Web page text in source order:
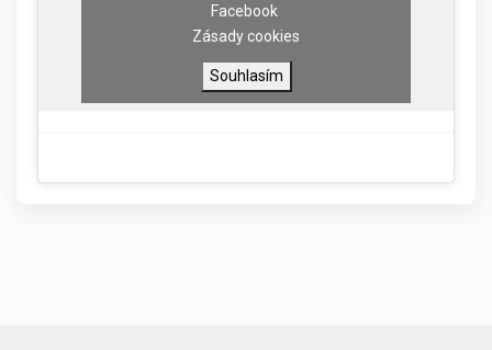
Facebook
Zásady cookies
Souhlasím